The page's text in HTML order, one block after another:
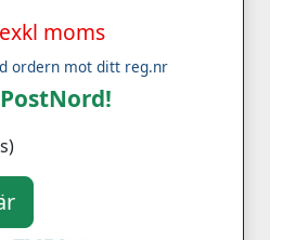
moms
ordern mot ditt reg.nr